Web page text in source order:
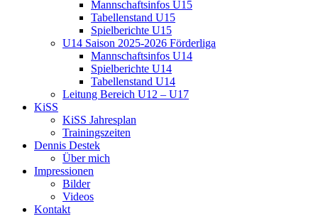
Mannschaftsinfos U15
Tabellenstand U15
Spielberichte U15
U14 Saison 2025-2026 Förderliga
Mannschaftsinfos U14
Spielberichte U14
Tabellenstand U14
Leitung Bereich U12 – U17
KiSS
KiSS Jahresplan
Trainingszeiten
Dennis Destek
Über mich
Impressionen
Bilder
Videos
Kontakt